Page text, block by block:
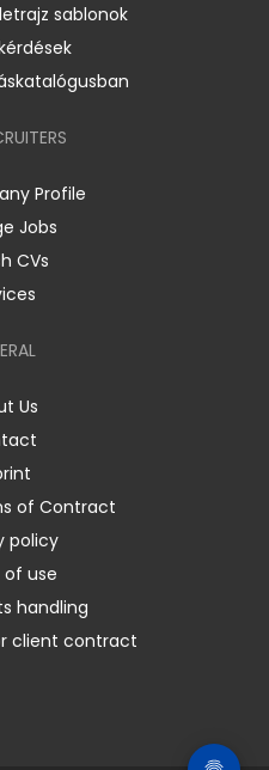
sablonok
Profile
Jobs
CVs
Us
of Contract
policy
of use
handling
client contract